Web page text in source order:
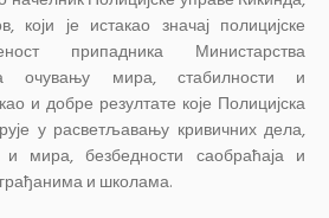
који је истакао значај полицијске
припадника Министарства
очувању мира, стабилности и
и добре резултате које Полицијска
у расветљавању кривичних дела,
мира, безбедности саобраћаја и
и школама.